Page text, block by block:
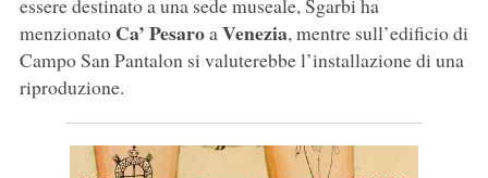
essere destinato a una sede museale, Sgarbi ha
menzionato Ca’ PesaroaVenezia, mentre sull’edificio di
Campo San Pantalon si valuterebbe l’installazione di una
riproduzione.